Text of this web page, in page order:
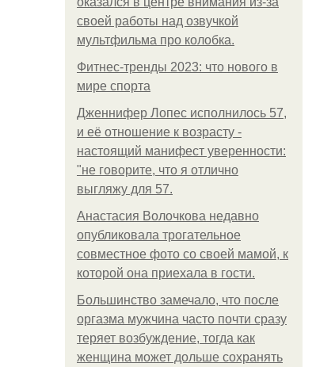
своей работы над озвучкой
мультфильма про колобка.
Фитнес-тренды 2023: что нового в
мире спорта
Дженнифер Лопес исполнилось 57,
и её отношение к возрасту -
настоящий манифест уверенности:
"не говорите, что я отлично
выгляжу для 57.
Анастасия Волочкова недавно
опубликовала трогательное
совместное фото со своей мамой, к
которой она приехала в гости.
Большинство замечало, что после
оргазма мужчина часто почти сразу
теряет возбуждение, тогда как
женщина может дольше сохранять